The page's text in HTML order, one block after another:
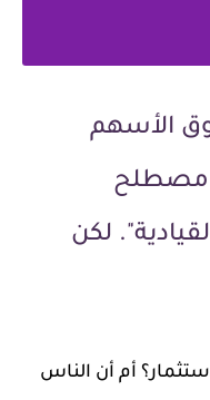
الأسهم
مصطلح
لكن
أم أن الناس